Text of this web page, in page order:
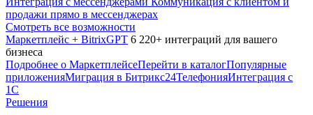
продажи прямо в мессенджерах
Смотреть все возможности
Маркетплейс + BitrixGPT 6 220+ интеграций для вашего
бизнеса
Подробнее о МаркетплейсеПерейти в каталогПопулярные
приложенияМиграция в Битрикс24ТелефонияИнтеграция с
1С
Решения